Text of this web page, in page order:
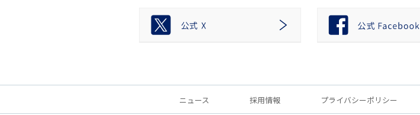
ニュース 採用情報 プライバシーポリシー